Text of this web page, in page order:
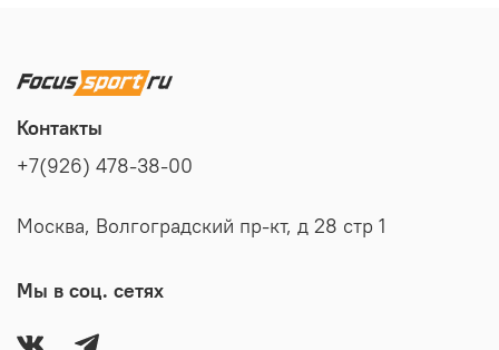
Контакты
+7(926) 478-38-00
Москва, Волгоградский пр-кт, д 28 стр 1
Мы в соц. сетях